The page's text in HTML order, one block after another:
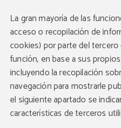
La gran mayoría de las
acceso o recopilación de
cookies) por parte del
función, en base a sus
incluyendo la recopilación
navegación para mostrarle
el siguiente apartado se
características de terceros